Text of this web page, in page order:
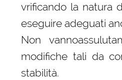
vrificando la natura
eseguire adeguati
Non
modifiche tali da
stabilità.